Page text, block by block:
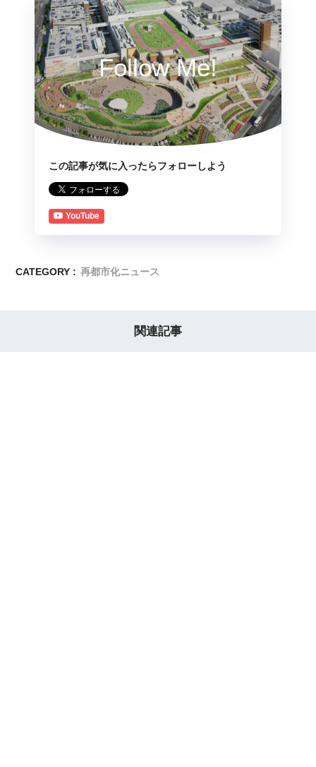
Follow Me!
この記事が気に入ったらフォローしよう
YouTube
CATEGORY : 再都市化ニュース
関連記事